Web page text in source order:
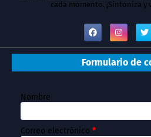
cada momento. ¡Sintoniza y
Formulario de
Nombre
Correo electrónico *